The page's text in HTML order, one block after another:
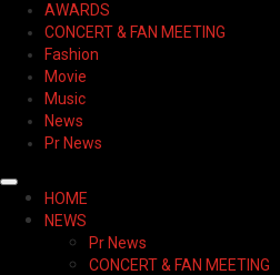
AWARDS
CONCERT & FAN MEETING
Fashion
Movie
Music
News
Pr News
Primary
Menu
HOME
NEWS
Pr News
CONCERT & FAN MEETING